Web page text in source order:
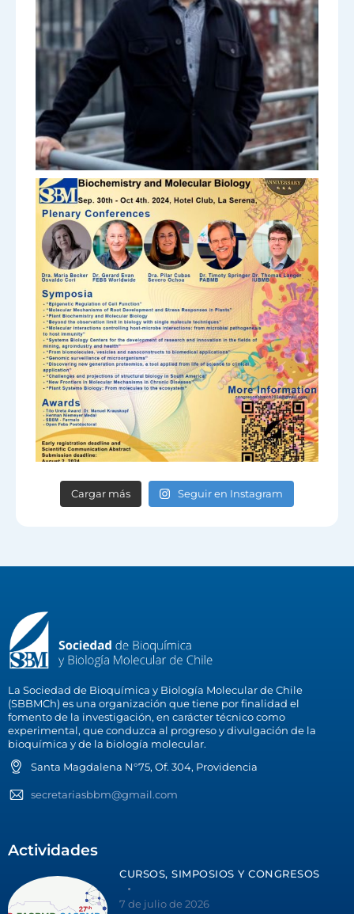
Cargar más Seguir en Instagram
La Sociedad de Bioquímica y Biología Molecular de Chile
(SBBMCh) es una organización que tiene por finalidad el
fomento de la investigación, en carácter técnico como
experimental, que conduzca al progreso y divulgación de la
bioquímica y de la biología molecular.
Santa Magdalena N°75, Of. 304, Providencia
secretariasbbm@gmail.com
Actividades
CURSOS, SIMPOSIOS Y CONGRESOS
7 de julio de 2026